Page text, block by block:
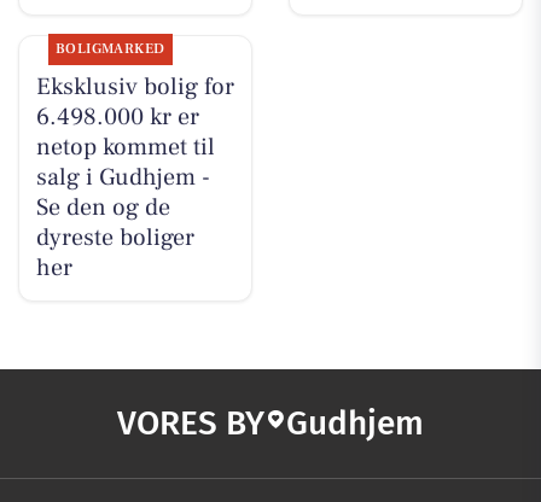
BOLIGMARKED
Eksklusiv bolig for
6.498.000 kr er
netop kommet til
salg i Gudhjem -
Se den og de
dyreste boliger
her
VORES BY Gudhjem